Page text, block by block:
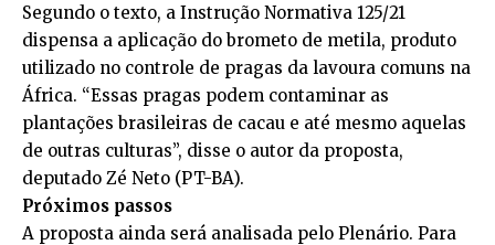
Segundo o texto, a Instrução Normativa 125/21
dispensa a aplicação do brometo de metila, produto
utilizado no controle de pragas da lavoura comuns na
África. “Essas pragas podem contaminar as
plantações brasileiras de cacau e até mesmo aquelas
de outras culturas”, disse o autor da proposta,
deputado Zé Neto (PT-BA).
Próximos passos
A proposta ainda será analisada pelo Plenário. Para